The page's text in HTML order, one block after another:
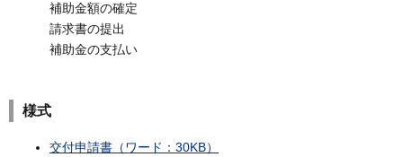
補助金額の確定
請求書の提出
補助金の支払い
様式
交付申請書（ワード：30KB）